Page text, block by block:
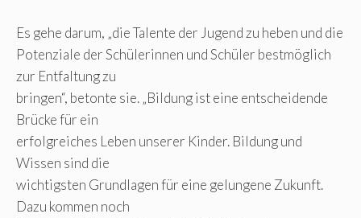
Es gehe darum, „die Talente der Jugend zu heben und die
Potenziale der Schülerinnen und Schüler bestmöglich
zur Entfaltung zu
bringen“, betonte sie. „Bildung ist eine entscheidende
Brücke für ein
erfolgreiches Leben unserer Kinder. Bildung und
Wissen sind die
wichtigsten Grundlagen für eine gelungene Zukunft.
Dazu kommen noch